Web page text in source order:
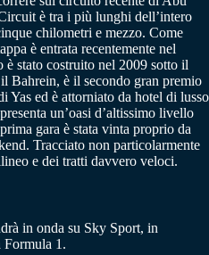
è tra i più lunghi dell’intero
chilometri e mezzo. Come
è entrata recentemente nel
stato costruito nel 2009 sotto il
Bahrein, è il secondo gran premio
Yas ed è attorniato da hotel di lusso
un’oasi d’altissimo livello
gara è stata vinta proprio da
Tracciato non particolarmente
e dei tratti davvero veloci.
in onda su Sky Sport, in
Formula 1.